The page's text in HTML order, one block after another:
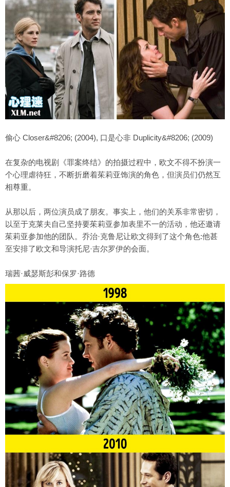
偷心 Closer&#8206; (2004), 口是心非 Duplicity&#8206; (2009)
在复杂的电视剧《罪案终结》的拍摄过程中，欧文不得不扮演一
个心理虐待狂，不断折磨着茱莉亚饰演的角色，但演员们仍然互
相尊重。
从那以后，两位演员成了朋友。事实上，他们的关系非常密切，
以至于克莱夫自己坚持要茱莉亚参加表里不一的活动，他还邀请
茱莉亚参加他的团队。乔治·克鲁尼让欧文得到了这个角色:他甚
至安排了欧文和导演托尼·吉尔罗伊的会面。
瑞茜·威瑟斯彭和保罗·路德